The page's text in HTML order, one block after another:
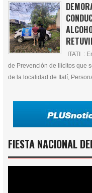
ITATI :
de Prevención de Ilícitos que
de la localidad de Itatí,
FIESTA NACIONAL